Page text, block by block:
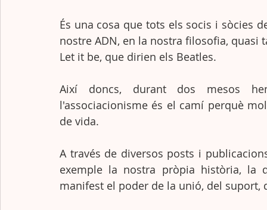
És una cosa que tots els socis i sòcies
nostre ADN, en la nostra filosofia, quasi
Let it be, que dirien els Beatles.
Així doncs, durant dos mesos
l'associacionisme és el camí perquè
de vida.
A través de diversos posts i
exemple la nostra pròpia història, la
manifest el poder de la unió, del suport,